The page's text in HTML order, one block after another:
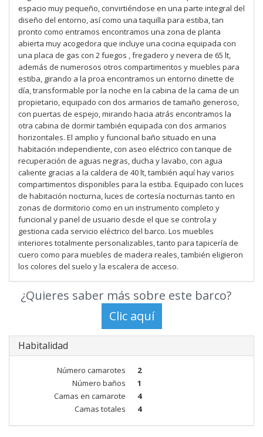
espacio muy pequeño, convirtiéndose en una parte integral del
diseño del entorno, así como una taquilla para estiba, tan
pronto como entramos encontramos una zona de planta
abierta muy acogedora que incluye una cocina equipada con
una placa de gas con 2 fuegos , fregadero y nevera de 65 lt,
además de numerosos otros compartimentos y muebles para
estiba, girando a la proa encontramos un entorno dinette de
día, transformable por la noche en la cabina de la cama de un
propietario, equipado con dos armarios de tamaño generoso,
con puertas de espejo, mirando hacia atrás encontramos la
otra cabina de dormir también equipada con dos armarios
horizontales. El amplio y funcional baño situado en una
habitación independiente, con aseo eléctrico con tanque de
recuperación de aguas negras, ducha y lavabo, con agua
caliente gracias a la caldera de 40 lt, también aquí hay varios
compartimentos disponibles para la estiba. Equipado con luces
de habitación nocturna, luces de cortesía nocturnas tanto en
zonas de dormitorio como en un instrumento completo y
funcional y panel de usuario desde el que se controla y
gestiona cada servicio eléctrico del barco. Los muebles
interiores totalmente personalizables, tanto para tapicería de
cuero como para muebles de madera reales, también eligieron
los colores del suelo y la escalera de acceso.
¿Quieres saber más sobre este barco?
Habitalidad
Número camarotes
2
Número baños
1
Camas en camarote
4
Camas totales
4